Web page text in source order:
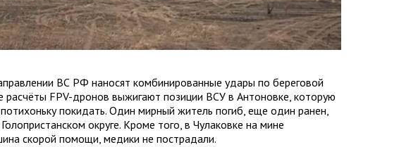
ВС РФ наносят комбинированные удары по береговой
расчёты FPV-дронов выжигают позиции ВСУ в Антоновке, которую
покидать. Один мирный житель погиб, еще один ранен,
округе. Кроме того, в Чулаковке на мине
скорой помощи, медики не пострадали.